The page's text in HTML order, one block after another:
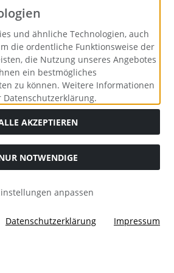
MwSt. zzgl.Versandkosten
entsprechen dem bisherigen Preis
- Der kreative Shop für Bastelfans. ©
und ähnliche Technologien, auch
die ordentliche Funktionsweise der
die Nutzung unseres Angebotes
ein bestmögliches
zu können. Weitere Informationen
AKZEPTIEREN
NOTWENDIGE
anpassen
Datenschutzerklärung Impressum